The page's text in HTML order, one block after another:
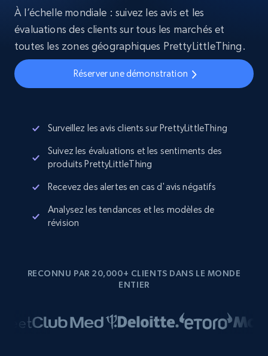
À l’échelle mondiale : suivez les avis et les
évaluations des clients sur tous les marchés et
toutes les zones géographiques PrettyLittleThing.
Réserver une démonstration
Surveillez les avis clients sur PrettyLittleThing
Suivez les évaluations et les sentiments des
produits PrettyLittleThing
Recevez des alertes en cas d'avis négatifs
Analysez les tendances et les modèles de
révision
RECONNU PAR 20,000+ CLIENTS DANS LE MONDE
ENTIER